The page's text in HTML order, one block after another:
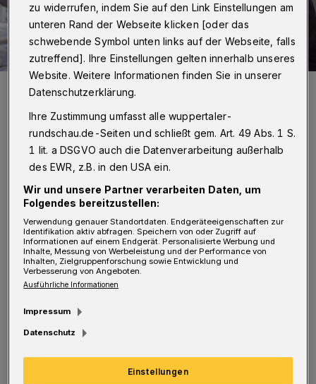
E in Elefant in der Schwebebahn?
Zirkusdirektor Franz Althoff hielt das
für eine gute Idee, denn so etwas hatte es noch
nie gegeben. Tuffis Schwebebahnfahrt sollte
sich in Wuppertal herumsprechen, damit jeder
wusste: Ein Zirkus ist in der Stadt! Aber was
dann passierte, war so einmalig, dass seither
die Geschichte von Tuffi nicht nur in
Wuppertal, sondern im ganzen Land erzählt
wird. Die Geschichte vom Tuffi-Sprung jährt
sich 2020 am 21. Juli zum 70. Mal.
zu widerrufen, indem Sie auf den Link Einstellungen am
unteren Rand der Webseite klicken [oder das
schwebende Symbol unten links auf der Webseite, falls
zutreffend]. Ihre Einstellungen gelten innerhalb unseres
Website. Weitere Informationen finden Sie in unserer
Datenschutzerklärung.
Ihre Zustimmung umfasst alle wuppertaler-
rundschau.de-Seiten und schließt gem. Art. 49 Abs. 1 S.
1 lit. a DSGVO auch die Datenverarbeitung außerhalb
des EWR, z.B. in den USA ein.
Wir und unsere Partner verarbeiten Daten, um
Folgendes bereitzustellen:
Verwendung genauer Standortdaten. Endgeräteeigenschaften zur
Identifikation aktiv abfragen. Speichern von oder Zugriff auf
Informationen auf einem Endgerät. Personalisierte Werbung und
Inhalte, Messung von Werbeleistung und der Performance von
Inhalten, Zielgruppenforschung sowie Entwicklung und
Verbesserung von Angeboten.
Ausführliche Informationen
Impressum
Datenschutz
Einstellungen